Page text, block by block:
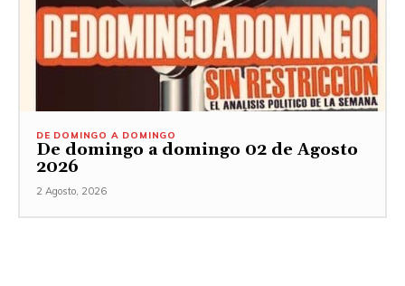
DE DOMINGO A DOMINGO
De domingo a domingo 02 de Agosto
2026
2 Agosto, 2026